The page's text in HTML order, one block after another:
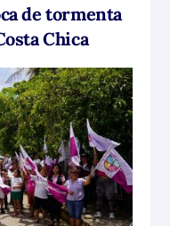
de tormenta
Chica